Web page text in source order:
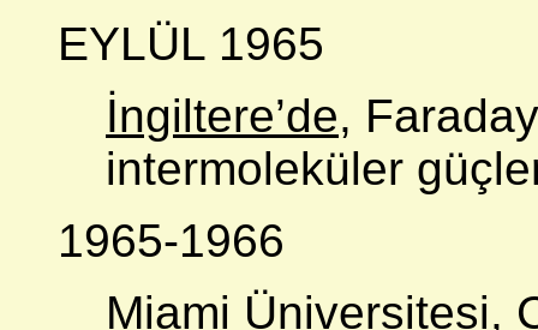
EYLÜL 1965
İngiltere’de,
intermoleküler
1965-1966
Miami Üniversitesi,